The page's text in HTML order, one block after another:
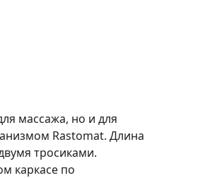
массажа, но и для
Rastomat. Длина
тросиками.
каркасе по